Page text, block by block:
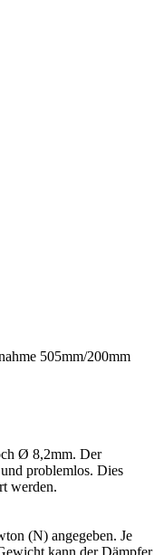
505mm/200mm
Ø 8,2mm. Der
problemlos. Dies
werden.
(N) angegeben. Je
kann der Dämpfer